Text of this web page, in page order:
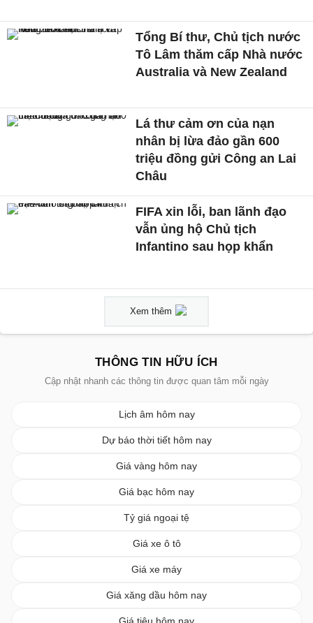
Tổng Bí thư, Chủ tịch nước
Tô Lâm thăm cấp Nhà nước
Australia và New Zealand
Lá thư cảm ơn của nạn
nhân bị lừa đảo gần 600
triệu đồng gửi Công an Lai
Châu
FIFA xin lỗi, ban lãnh đạo
vẫn ủng hộ Chủ tịch
Infantino sau họp khẩn
Xem thêm
THÔNG TIN HỮU ÍCH
Cập nhật nhanh các thông tin được quan tâm mỗi ngày
Lịch âm hôm nay
Dự báo thời tiết hôm nay
Giá vàng hôm nay
Giá bạc hôm nay
Tỷ giá ngoại tệ
Giá xe ô tô
Giá xe máy
Giá xăng dầu hôm nay